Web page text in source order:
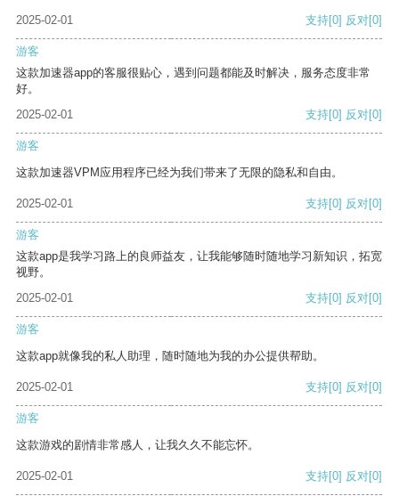
2025-02-01 支持[0] 反对[0]
游客
这款加速器app的客服很贴心，遇到问题都能及时解决，服务态度非常
好。
2025-02-01
支持[0] 反对[0]
游客
这款加速器VPM应用程序已经为我们带来了无限的隐私和自由。
2025-02-01 支持[0] 反对[0]
游客
这款app是我学习路上的良师益友，让我能够随时随地学习新知识，拓宽
视野。
2025-02-01
支持[0] 反对[0]
游客
这款app就像我的私人助理，随时随地为我的办公提供帮助。
2025-02-01 支持[0] 反对[0]
游客
这款游戏的剧情非常感人，让我久久不能忘怀。
2025-02-01 支持[0] 反对[0]